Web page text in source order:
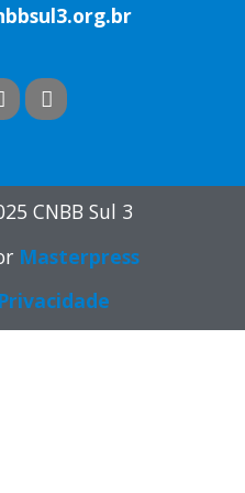
CNBB Sul 3
Masterpress